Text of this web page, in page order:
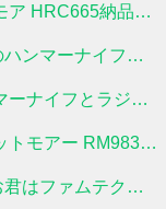
マーナイフモアならファムテク！
モア ブルモアーZHR800A
刈機 HRC665・ RCSP540｜納品
車｜4WD乗用草刈機ならファムテク！
ク！にお任せください。